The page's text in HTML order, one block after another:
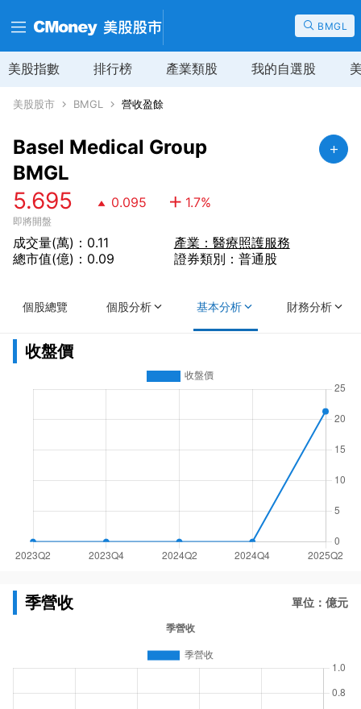
BMGL
美股指數 排行榜 產業類股 我的自選股
美股股市 BMGL 營收盈餘
Basel Medical Group
BMGL
5.695 0.095 1.7%
即將開盤
成交量(萬)：0.11
總市值(億)：0.09
產業：醫療照護服務
證券類別：普通股
個股總覽 個股分析 基本分析 財務分析
收盤價
季營收 單位：億元